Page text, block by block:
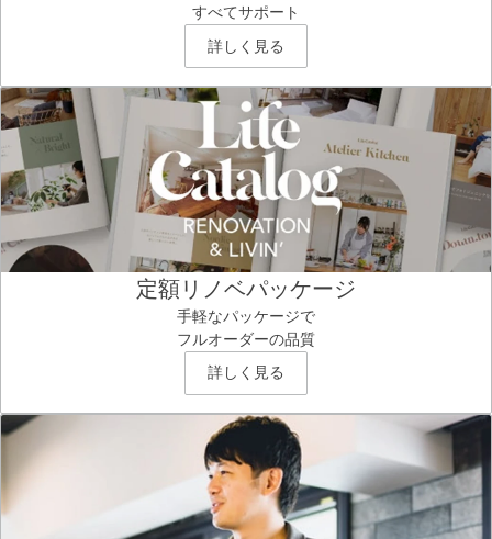
すべてサポート
詳しく見る
定額リノベパッケージ
手軽なパッケージで
フルオーダーの品質
詳しく見る